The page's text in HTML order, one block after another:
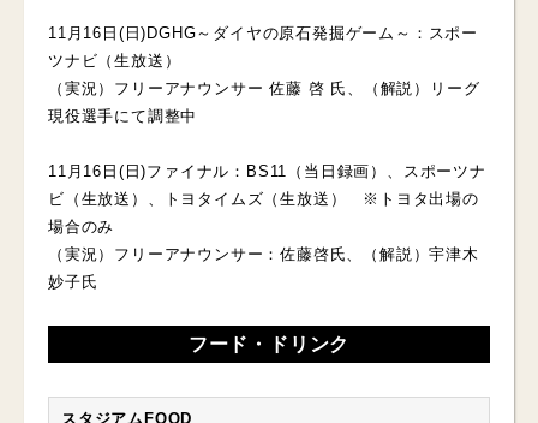
11月16日(日)DGHG～ダイヤの原石発掘ゲーム～：スポー
ツナビ（生放送）
（実況）フリーアナウンサー 佐藤 啓 氏、（解説）リーグ
現役選手にて調整中
11月16日(日)ファイナル：BS11（当日録画）、スポーツナ
ビ（生放送）、トヨタイムズ（生放送） ※トヨタ出場の
場合のみ
（実況）フリーアナウンサー：佐藤啓氏、（解説）宇津木
妙子氏
フード・ドリンク
スタジアムFOOD